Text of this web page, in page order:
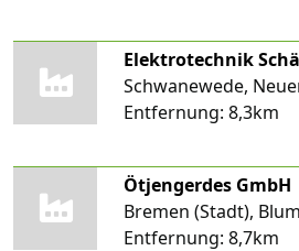
Elektrotechnik
Schwanewede,
Entfernung: 8,3km
Ötjengerdes GmbH
Bremen (Stadt),
Entfernung: 8,7km